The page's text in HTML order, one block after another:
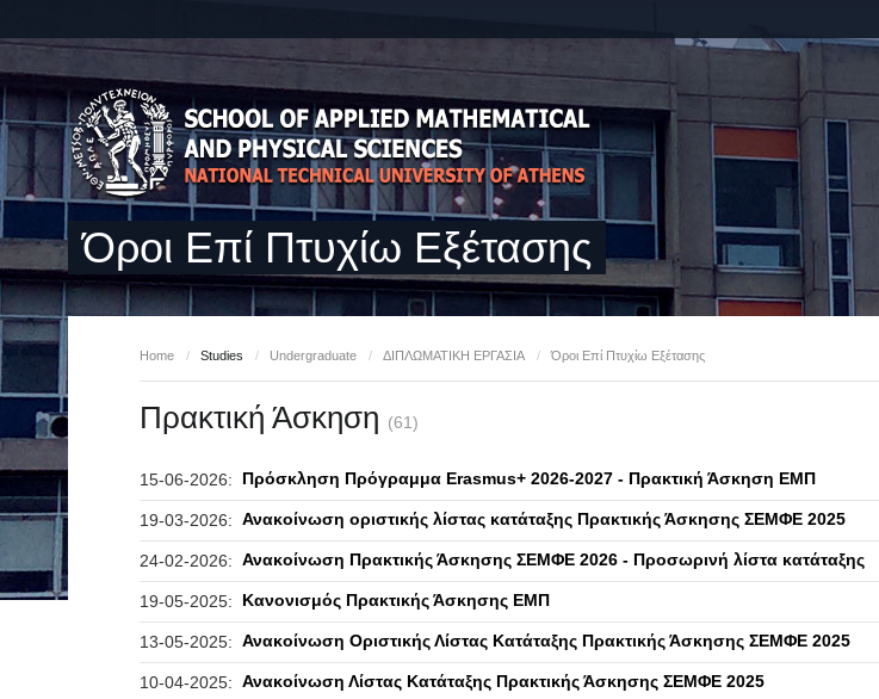
Όροι Επί Πτυχίω Εξέτασης
Home / Studies / Undergraduate / ΔΙΠΛΩΜΑΤΙΚΗ ΕΡΓΑΣΙΑ / Όροι Επί Πτυχίω Εξέτασης
Πρακτική Άσκηση (61)
15-06-2026: Πρόσκληση Πρόγραμμα Erasmus+ 2026-2027 - Πρακτική Άσκηση ΕΜΠ
19-03-2026: Ανακοίνωση οριστικής λίστας κατάταξης Πρακτικής Άσκησης ΣΕΜΦΕ 2025
24-02-2026: Ανακοίνωση Πρακτικής Άσκησης ΣΕΜΦΕ 2026 - Προσωρινή λίστα κατάταξης
19-05-2025: Κανονισμός Πρακτικής Άσκησης ΕΜΠ
13-05-2025: Ανακοίνωση Οριστικής Λίστας Κατάταξης Πρακτικής Άσκησης ΣΕΜΦΕ 2025
10-04-2025: Ανακοίνωση Λίστας Κατάταξης Πρακτικής Άσκησης ΣΕΜΦΕ 2025